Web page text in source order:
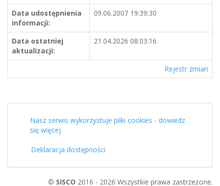
Data udostępnienia
informacji:
09.06.2007 19:39:30
Data ostatniej
aktualizacji:
21.04.2026 08:03:16
Rejestr zmian
Nasz serwis wykorzystuje pliki cookies - dowiedz
się więcej
Deklaracja dostępności
© SISCO 2016 - 2026 Wszystkie prawa zastrzeżone.